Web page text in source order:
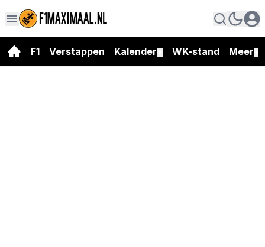
F1 Verstappen Kalender WK-stand Meer